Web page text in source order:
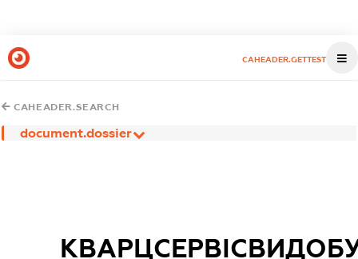
CAHEADER.GETTEST
CAHEADER.SEARCH
document.dossier